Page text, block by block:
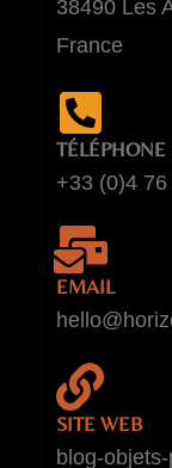
38490 Les
France
TÉLÉPHONE
+33 (0)4
EMAIL
SITE WEB
blog-